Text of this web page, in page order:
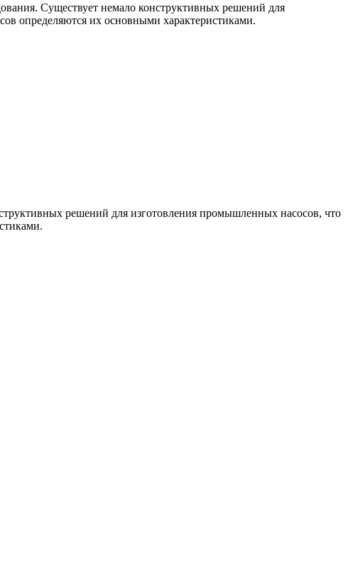
Существует немало конструктивных решений для
определяются их основными характеристиками.
решений для изготовления промышленных насосов, что